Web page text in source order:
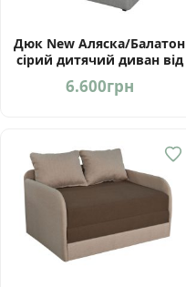
Дюк New Аляска/Балатон
сірий дитячий диван від
Мебель-Сервіс Україна
6.600грн